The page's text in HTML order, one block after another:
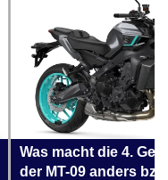
Was macht die 4.
der MT-09 anders